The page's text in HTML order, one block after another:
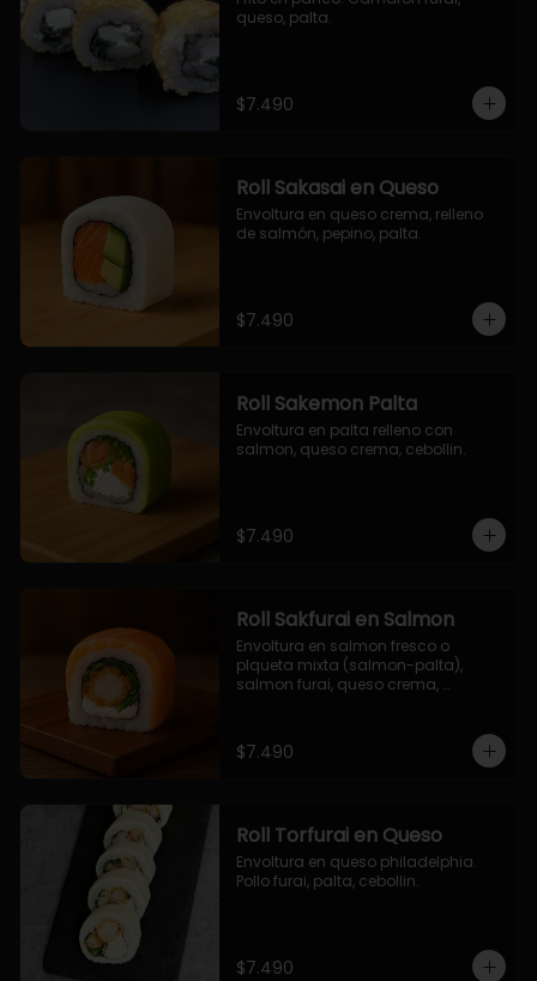
queso, palta.
$7.490
Roll Sakasai en Queso
Envoltura en queso crema, relleno
de salmón, pepino, palta.
$7.490
Roll Sakemon Palta
Envoltura en palta relleno con
salmon, queso crema, cebollin.
$7.490
Roll Sakfurai en Salmon
Envoltura en salmon fresco o
plqueta mixta (salmon-palta),
salmon furai, queso crema,
$7.490
Roll Torfurai en Queso
Envoltura en queso philadelphia.
Pollo furai, palta, cebollin.
$7.490